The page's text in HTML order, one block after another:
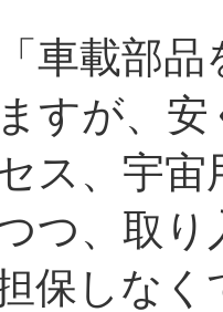
車載部
すが、
ス、宇
つ、取
保しな